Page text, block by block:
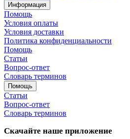
Информация
Помощь
Условия оплаты
Условия доставки
Политика конфиденциальности
Помощь
Статьи
Вопрос-ответ
Словарь терминов
Помощь
Статьи
Вопрос-ответ
Словарь терминов
Скачайте наше приложение